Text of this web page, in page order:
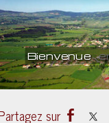
Bienvenue